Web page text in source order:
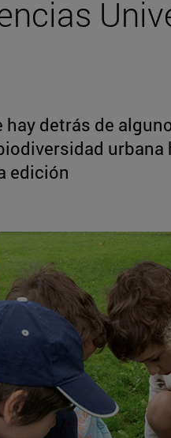
hay detrás de
urbana
edición